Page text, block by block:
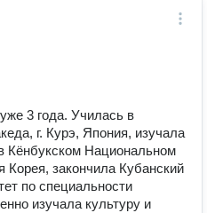
3 года. Училась в
г. Курэ, Япония, изучала
Кёнбукском Национальном
Корея, закончила Кубанский
по специальности
изучала культуру и